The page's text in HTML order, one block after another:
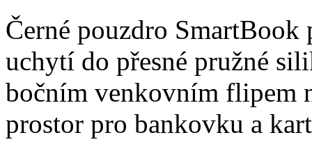
Černé pouzdro SmartBook
uchytí do přesné pružné
bočním venkovním flipem
prostor pro bankovku a